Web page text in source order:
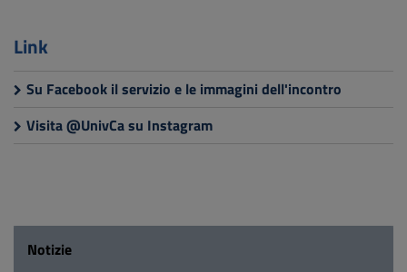
Link
Su Facebook il servizio e le immagini dell'incontro
Visita @UnivCa su Instagram
Notizie